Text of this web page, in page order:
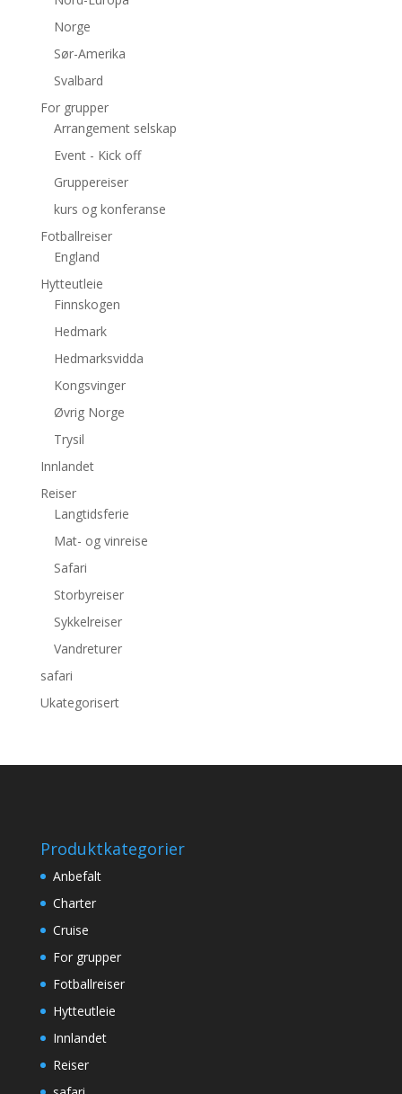
Norge
Sør-Amerika
Svalbard
For grupper
Arrangement selskap
Event - Kick off
Gruppereiser
kurs og konferanse
Fotballreiser
England
Hytteutleie
Finnskogen
Hedmark
Hedmarksvidda
Kongsvinger
Øvrig Norge
Trysil
Innlandet
Reiser
Langtidsferie
Mat- og vinreise
Safari
Storbyreiser
Sykkelreiser
Vandreturer
safari
Ukategorisert
Produktkategorier
Anbefalt
Charter
Cruise
For grupper
Fotballreiser
Hytteutleie
Innlandet
Reiser